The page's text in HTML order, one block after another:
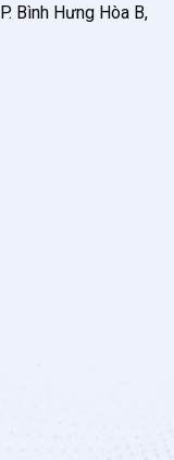
Bình Hưng Hòa B,